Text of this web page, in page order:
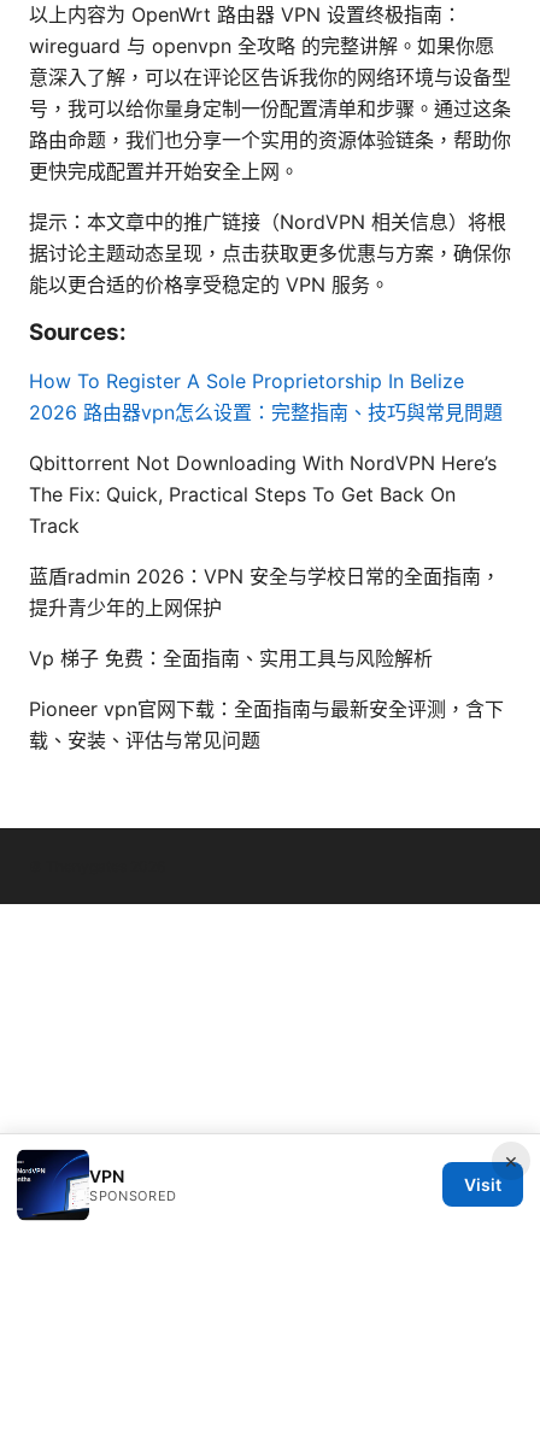
以上内容为 OpenWrt 路由器 VPN 设置终极指南：
wireguard 与 openvpn 全攻略 的完整讲解。如果你愿
意深入了解，可以在评论区告诉我你的网络环境与设备型
号，我可以给你量身定制一份配置清单和步骤。通过这条
路由命题，我们也分享一个实用的资源体验链条，帮助你
更快完成配置并开始安全上网。
提示：本文章中的推广链接（NordVPN 相关信息）将根
据讨论主题动态呈现，点击获取更多优惠与方案，确保你
能以更合适的价格享受稳定的 VPN 服务。
Sources:
How To Register A Sole Proprietorship In Belize
2026 路由器vpn怎么设置：完整指南、技巧與常見問題
Qbittorrent Not Downloading With NordVPN Here’s
The Fix: Quick, Practical Steps To Get Back On
Track
蓝盾radmin 2026：VPN 安全与学校日常的全面指南，
提升青少年的上网保护
Vp 梯子 免费：全面指南、实用工具与风险解析
Pioneer vpn官网下载：全面指南与最新安全评测，含下
载、安装、评估与常见问题
×
VPN
SPONSORED
Visit